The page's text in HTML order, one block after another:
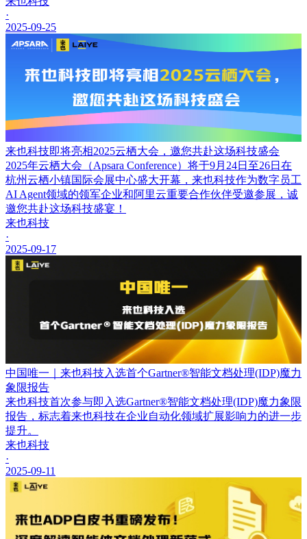
·
2025-09-25
来也科技即将亮相2025云栖大会，邀您共赴这场科技盛会
2025年云栖大会（Apsara Conference）将于9月24日至26日在
杭州云栖小镇国际会展中心盛大开幕，来也科技作为数字员工
AI Agent领域的领军企业和阿里云重要合作伙伴受邀参展，诚
邀您共赴这场科技盛宴！
来也科技
·
2025-09-17
中国唯一｜来也科技入选首个Gartner®智能文档处理(IDP)魔力
象限报告
来也科技首次参与即入选Gartner®智能文档处理(IDP)魔力象限
报告，标志着来也科技在企业自动化领域扩展影响力的进一步
提升。
来也科技
·
2025-09-11